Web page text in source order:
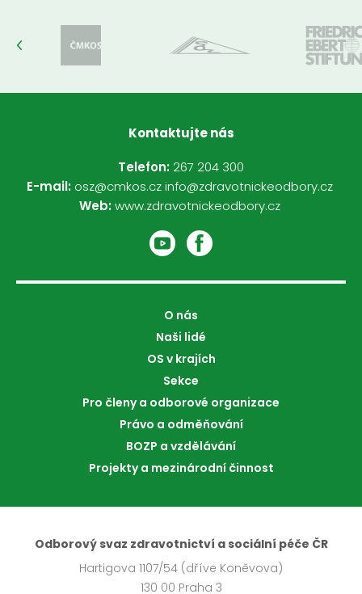
Kontaktujte nás
Telefon: 267 204 300
E-mail: osz@cmkos.cz info@zdravotnickeodbory.cz
Web:www.zdravotnickeodbory.cz
O nás
Naši lidé
OS v krajích
Sekce
Pro členy a odborové organizace
Právo a odměňování
BOZP a vzdělávání
Projekty a mezinárodní činnost
Odborový svaz zdravotnictví a sociální péče ČR
Hartigova 1107/54 (dříve Koněvova)
130 00 Praha 3